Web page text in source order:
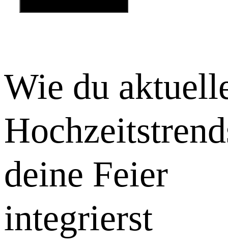
Wie du
deine Feier
integrierst